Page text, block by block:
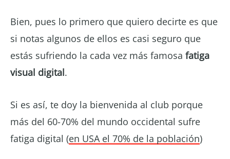
Bien, pues lo primero que quiero decirte es que
si notas algunos de ellos es casi seguro que
estás sufriendo la cada vez más famosa fatiga
visual digital.
Si es así, te doy la bienvenida al club porque
más del 60-70% del mundo occidental sufre
fatiga digital (en USA el 70% de la población)